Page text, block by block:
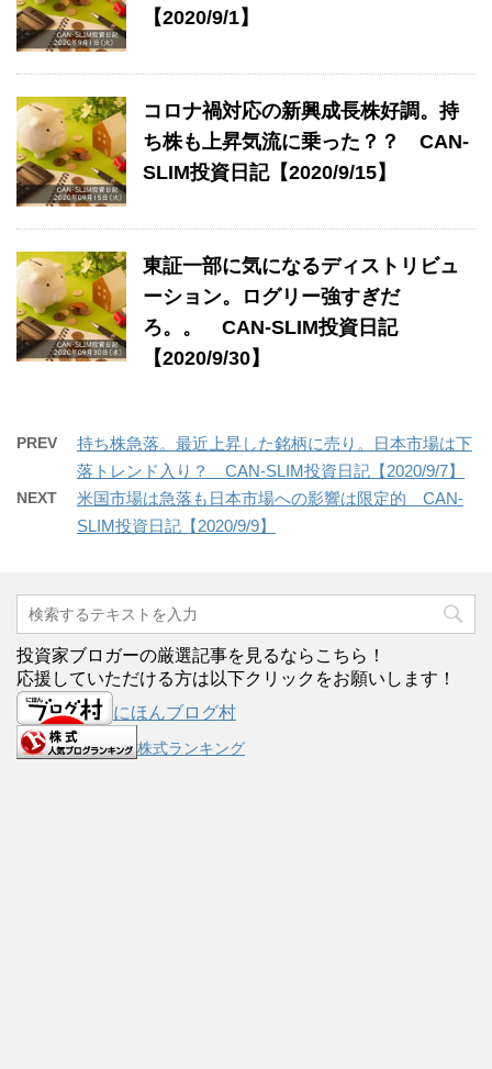
【2020/9/1】
コロナ禍対応の新興成長株好調。持
ち株も上昇気流に乗った？？ CAN-
SLIM投資日記【2020/9/15】
東証一部に気になるディストリビュ
ーション。ログリー強すぎだ
ろ。。 CAN-SLIM投資日記
【2020/9/30】
PREV
持ち株急落。最近上昇した銘柄に売り。日本市場は下
落トレンド入り？ CAN-SLIM投資日記【2020/9/7】
NEXT
米国市場は急落も日本市場への影響は限定的 CAN-
SLIM投資日記【2020/9/9】
投資家ブロガーの厳選記事を見るならこちら！
応援していただける方は以下クリックをお願いします！
にほんブログ村
株式ランキング